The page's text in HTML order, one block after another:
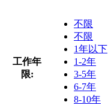
工作年
限:
不限
不限
1年以下
1-2年
3-5年
6-7年
8-10年